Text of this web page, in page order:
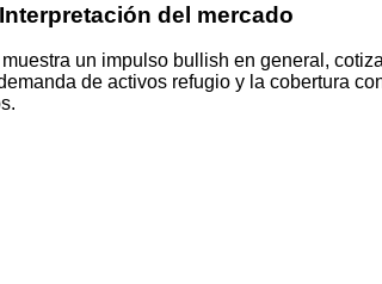
del mercado
un impulso bullish en general,
de activos refugio y la cobertura